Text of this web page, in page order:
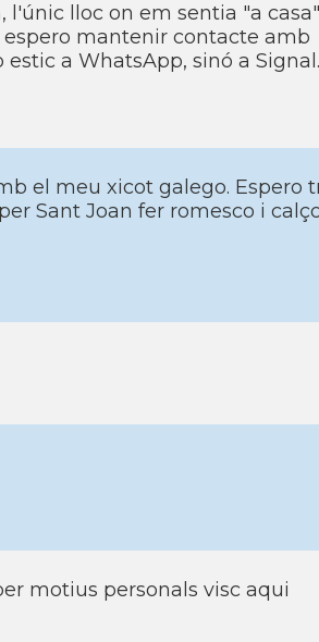
lloc on em sentia "a
espero mantenir contacte amb
a WhatsApp, sinó a Signal.
el meu xicot galego. Espero
Sant Joan fer romesco i
motius personals visc aqui